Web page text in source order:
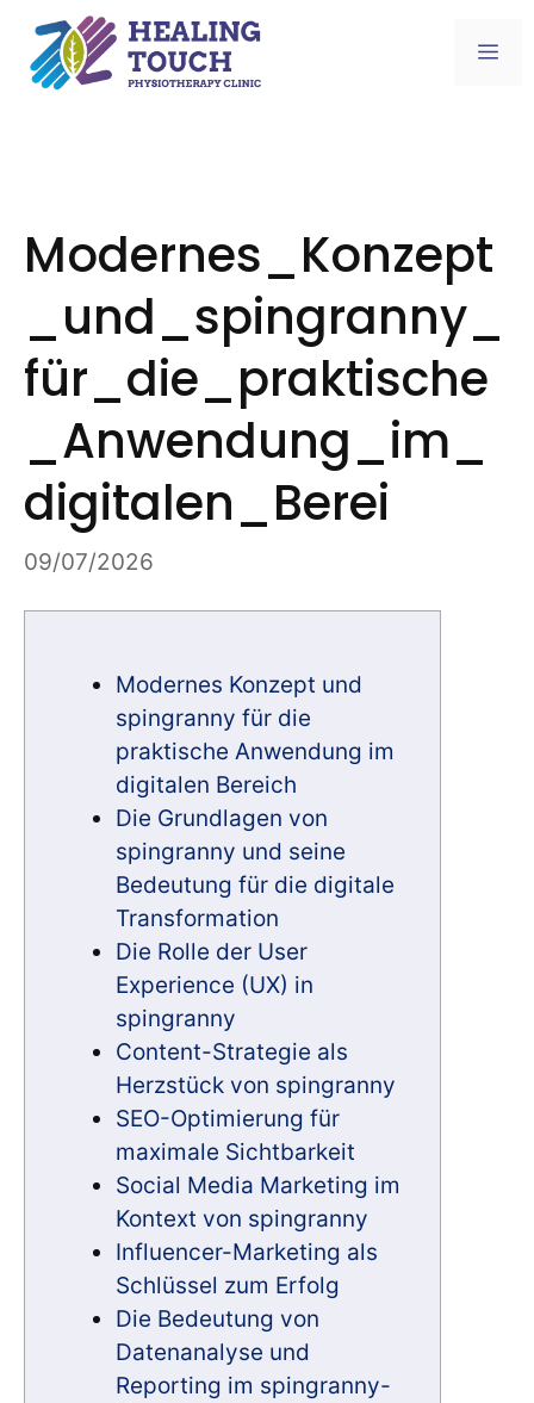
content
Modernes_Konzept
_und_spingranny_
für_die_praktische
_Anwendung_im_
digitalen_Berei
09/07/2026
Modernes Konzept und
spingranny für die
praktische Anwendung im
digitalen Bereich
Die Grundlagen von
spingranny und seine
Bedeutung für die digitale
Transformation
Die Rolle der User
Experience (UX) in
spingranny
Content-Strategie als
Herzstück von spingranny
SEO-Optimierung für
maximale Sichtbarkeit
Social Media Marketing im
Kontext von spingranny
Influencer-Marketing als
Schlüssel zum Erfolg
Die Bedeutung von
Datenanalyse und
Reporting im spingranny-